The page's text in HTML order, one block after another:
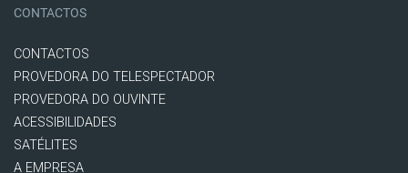
CONTACTOS
CONTACTOS
PROVEDORA DO TELESPECTADOR
PROVEDORA DO OUVINTE
ACESSIBILIDADES
SATÉLITES
A EMPRESA